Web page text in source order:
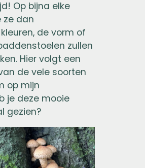
Op bijna elke
ze dan
de vorm of
zullen
Hier volgt een
de vele soorten
op mijn
je deze mooie
gezien?